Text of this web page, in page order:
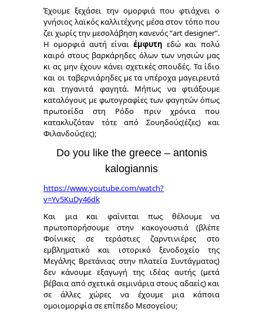
Έχουμε ξεχάσει την ομορφιά που φτιάχνει ο
γνήσιος λαϊκός καλλιτέχνης μέσα στον τόπο που
ζει χωρίς την μεσολάβηση κανενός “art designer”.
Η ομορφιά αυτή είναι έμφυτη εδώ και πολύ
καιρό στους βαρκάρηδες όλων των νησιών μας
κι ας μην έχουν κάνει σχετικές σπουδές. Τα ίδιο
και οι ταβερνιάρηδες με τα υπέροχα μαγειρευτά
και τηγανιτά φαγητά. Μήπως να φτιάξουμε
καταλόγους με φωτογραφίες των φαγητών όπως
πρωτοείδα στη Ρόδο πριν χρόνια που
κατακλυζόταν τότε από Σουηδούς(έζες) και
Φιλανδούς(ες);
Do you like the greece – antonis
kalogiannis
https://www.youtube.com/watch?
v=Yv5KuDy46dk
Και μια και φαίνεται πως θέλουμε να
πρωτοπορήσουμε στην κακογουστιά (βλέπε
Φοίνικες σε τεράστιες ζαρντινιέρες στο
εμβληματικό και ιστορικό ξενοδοχείο της
Μεγάλης Βρετάνιας στην πλατεία Συντάγματος)
δεν κάνουμε εξαγωγή της ιδέας αυτής (μετά
βέβαια από σχετικά σεμινάρια στους αδαείς) και
σε άλλες χώρες να έχουμε μια κάποια
ομοιομορφία σε επίπεδο Μεσογείου;